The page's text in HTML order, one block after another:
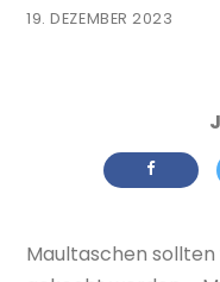
19. DEZEMBER 2023
Maultaschen